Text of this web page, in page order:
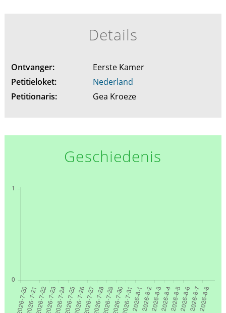
Details
Ontvanger:
Eerste Kamer
Petitieloket:
Nederland
Petitionaris:
Gea Kroeze
Geschiedenis